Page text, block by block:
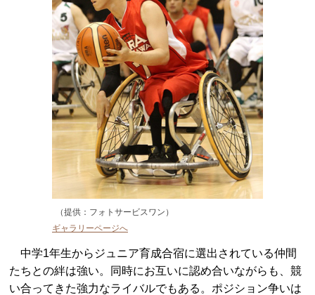
（提供：フォトサービスワン）
ギャラリーページへ
中学1年生からジュニア育成合宿に選出されている仲間
たちとの絆は強い。同時にお互いに認め合いながらも、競
い合ってきた強力なライバルでもある。ポジション争いは